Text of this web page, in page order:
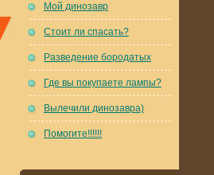
Мой динозавр
Стоит ли спасать?
Разведение бородатых
Где вы покупаете лампы?
Вылечили динозавра)
Помогите!!!!!!